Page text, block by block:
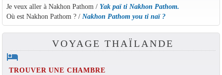
Je veux aller à Nakhon Pathom / Yak paï ti Nakhon Pathom.
Où est Nakhon Pathom ? / Nakhon Pathom you ti naï ?
VOYAGE THAÏLANDE
hotel
TROUVER UNE CHAMBRE